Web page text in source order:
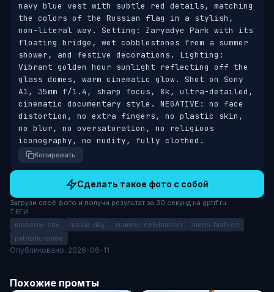
navy blue vest with subtle red details, matching
the colors of the Russian flag in a stylish,
non-literal way. Setting: Zaryadye Park with its
floating bridge, wet cobblestones from a summer
shower, and festive decorations. Lighting:
Vibrant golden hour sunlight reflecting off the
glass domes, warm cinematic glow. Shot on Sony
A1, 35mm f/1.4, sharp focus, 8k, ultra-detailed,
cinematic documentary style. NEGATIVE: no face
distortion, no extra fingers, no plastic skin,
no blur, no oversaturation, no religious
iconography, no nudity, fully clothed.
Копировать
Сделать такое фото с собой
Загрузи своё фото и получи результат за 30 секунд на gptrf.ru
ТЕГИ
moscow-city russia-day summer-celebration
mens-fashion
patriotic-pride
Опубликовано: 2026-06-11
Похожие промты